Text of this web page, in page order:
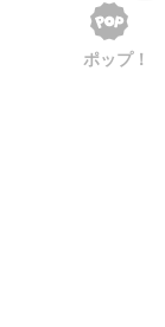
ポップ！